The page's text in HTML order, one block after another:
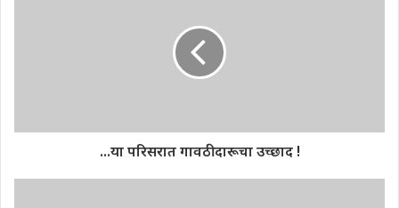
...या परिसरात गावठी दारूचा उच्छाद !